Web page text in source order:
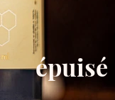
épuisé